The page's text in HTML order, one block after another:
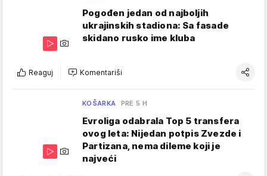
Pogođen jedan od najboljih
ukrajinskih stadiona: Sa fasade
skidano rusko ime kluba
Reaguj Komentariši
KOŠARKA PRE 5 H
Evroliga odabrala Top 5 transfera
ovog leta: Nijedan potpis Zvezde i
Partizana, nema dileme koji je
najveći